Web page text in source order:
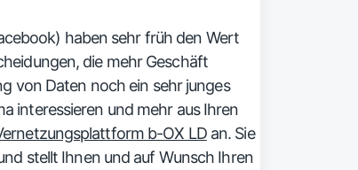
haben sehr früh den Wert
die mehr Geschäft
von Daten noch ein sehr junges
interessieren und mehr aus Ihren
b-OX LDan. Sie
stellt Ihnen und auf Wunsch Ihren